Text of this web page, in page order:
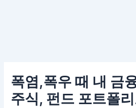
폭염,폭우 때 내 금
주식, 펀드 포트폴